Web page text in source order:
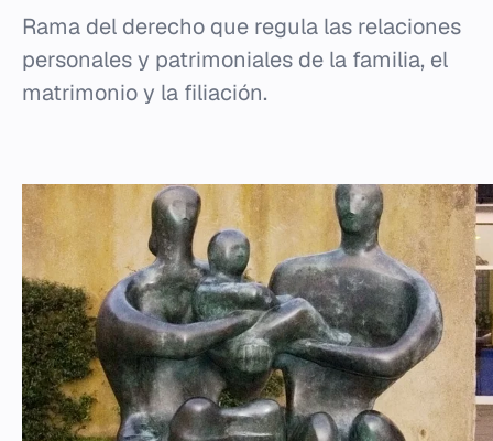
Rama del derecho que regula las relaciones
personales y patrimoniales de la familia, el
matrimonio y la filiación.